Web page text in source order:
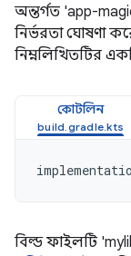
অন্তর্গত 'app-
নির্ভরতা ঘোষণা
নিম্নলিখিতটির
কোটলিন
বিল্ড ফাইলটি